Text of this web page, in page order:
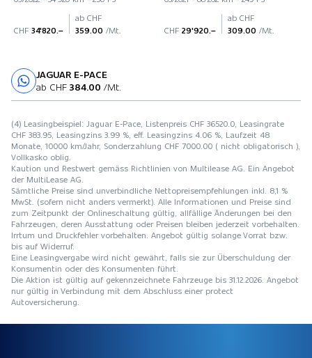
CHF 34'820.–
ab CHF
359.00 /Mt. CHF 29'920.–
ab CHF
309.00 /Mt.
JAGUAR E-PACE
ab CHF 384.00 /Mt.
(4) Leasingbeispiel: Jaguar E-Pace, Listenpreis CHF 36520.0, Leasingrate
CHF 383.95, Leasingzins 3.99 %, eff. Leasingzins 4.06 %, Laufzeit 48
Monate, 10000 km/Jahr, Sonderzahlung CHF 7000.00 ( nicht obligatorisch ),
Vollkasko oblig.
Kaution und Restwert gemäss Richtlinien von Multilease AG. Ein Angebot
der MultiLease AG.
Sämtliche Preise sind unverbindliche Nettopreisempfehlungen inkl. 8,1 %
MwSt. (sofern nicht anders vermerkt). Alle Informationen und Preise sind
zum Zeitpunkt der Onlineschaltung gültig, allfällige Änderungen bei den
Fahrzeugen, deren Ausstattung oder Preisen bleiben jederzeit vorbehalten.
Irrtum und Druckfehler vorbehalten. Angebot gültig solange Vorrat bzw.
bis auf Widerruf.
Eine Leasingvergabe wird nicht gewährt, falls sie zur Überschuldung der
Konsumentin oder des Konsumenten führt.
Die Aktion ist gültig auf gekennzeichnete Fahrzeuge bis 31.12.2026. Angebot
nur gültig in Verbindung mit dem Abschluss einer protect
Autoversicherung.